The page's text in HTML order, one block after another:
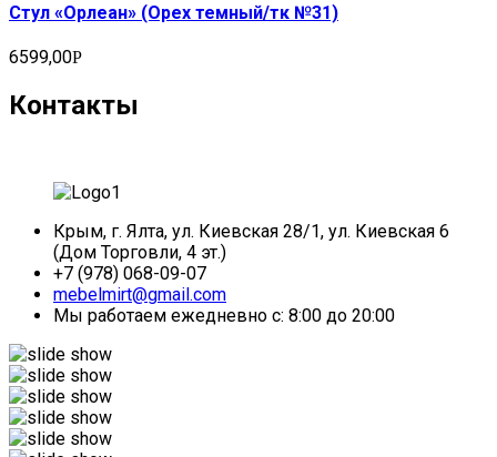
Стул «Орлеан» (Орех темный/тк №31)
6599,00Р
Контакты
Крым, г. Ялта, ул. Киевская 28/1, ул. Киевская 6
(Дом Торговли, 4 эт.)
+7 (978) 068-09-07
mebelmirt@gmail.com
Мы работаем ежедневно с: 8:00 до 20:00